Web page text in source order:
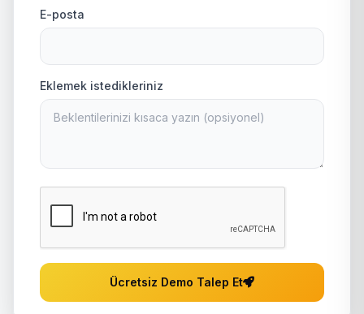
E-posta
Eklemek istedikleriniz
Ücretsiz Demo Talep Et